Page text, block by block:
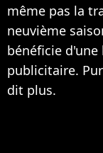
même pas la
neuvième
bénéficie
publicitaire.
dit plus.